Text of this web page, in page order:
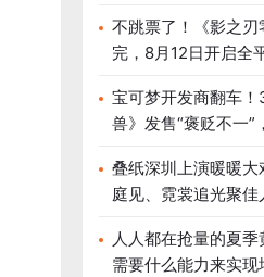
不跳票了！《影之刃
完，8月12日开启全
宝可梦开发商翻车
兽》发售“褒贬不一”
叠纸深圳上演暖暖大
庭见、霓裳追光聚佳
人人都在抢量的夏
需要什么能力来实现